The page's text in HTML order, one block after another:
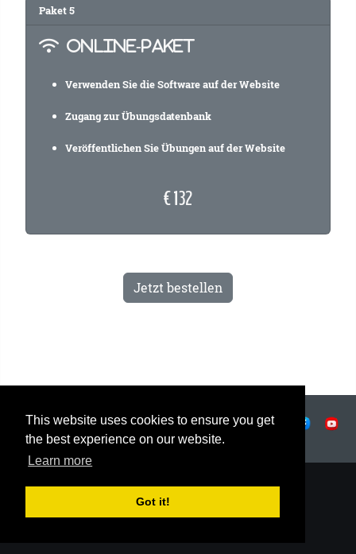
This website uses cookies to ensure you get
the best experience on our website.
Learn more
Got it!
Paket5
ONLINE-PAKET
Verwenden Sie die Software auf der Website
Zugang zur Übungsdatenbank
Veröffentlichen Sie Übungen auf der Website
€ 132
Jetzt bestellen
|Datenschutz|Nutzungsbedingungen|
| © OSTJE 2026